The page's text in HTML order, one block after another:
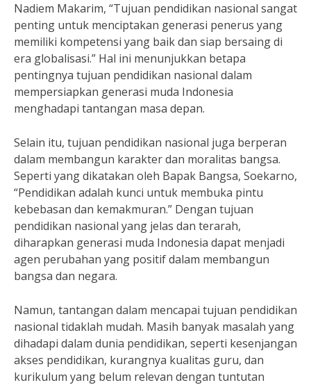
Nadiem Makarim, “Tujuan pendidikan nasional sangat
penting untuk menciptakan generasi penerus yang
memiliki kompetensi yang baik dan siap bersaing di
era globalisasi.” Hal ini menunjukkan betapa
pentingnya tujuan pendidikan nasional dalam
mempersiapkan generasi muda Indonesia
menghadapi tantangan masa depan.
Selain itu, tujuan pendidikan nasional juga berperan
dalam membangun karakter dan moralitas bangsa.
Seperti yang dikatakan oleh Bapak Bangsa, Soekarno,
“Pendidikan adalah kunci untuk membuka pintu
kebebasan dan kemakmuran.” Dengan tujuan
pendidikan nasional yang jelas dan terarah,
diharapkan generasi muda Indonesia dapat menjadi
agen perubahan yang positif dalam membangun
bangsa dan negara.
Namun, tantangan dalam mencapai tujuan pendidikan
nasional tidaklah mudah. Masih banyak masalah yang
dihadapi dalam dunia pendidikan, seperti kesenjangan
akses pendidikan, kurangnya kualitas guru, dan
kurikulum yang belum relevan dengan tuntutan